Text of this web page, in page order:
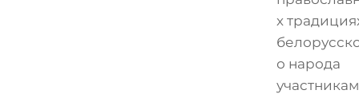
х
о народа
участникам